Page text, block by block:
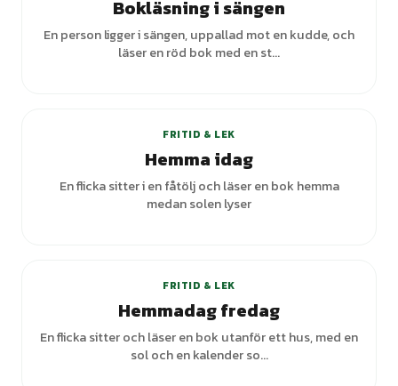
Bokläsning i sängen
En person ligger i sängen, uppallad mot en kudde, och
läser en röd bok med en st...
FRITID & LEK
Hemma idag
En flicka sitter i en fåtölj och läser en bok hemma
medan solen lyser
FRITID & LEK
Hemmadag fredag
En flicka sitter och läser en bok utanför ett hus, med en
sol och en kalender so...